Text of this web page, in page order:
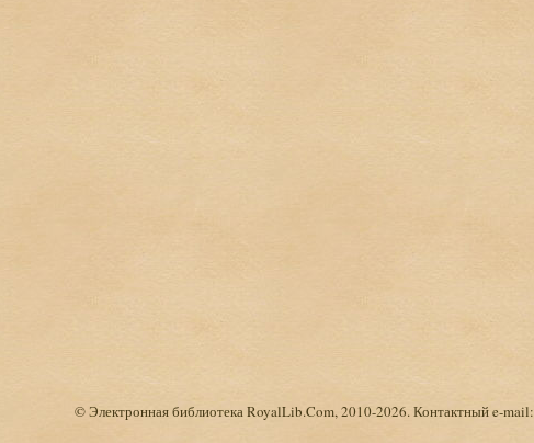
© Электронная библиотека RoyalLib.Com, 2010-2026. Контактный e-mail: